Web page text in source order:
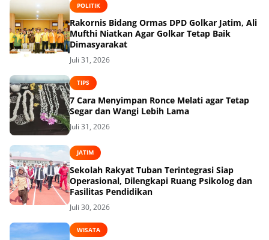
POLITIK
Rakornis Bidang Ormas DPD Golkar Jatim, Ali
Mufthi Niatkan Agar Golkar Tetap Baik
Dimasyarakat
Juli 31, 2026
TIPS
7 Cara Menyimpan Ronce Melati agar Tetap
Segar dan Wangi Lebih Lama
Juli 31, 2026
JATIM
Sekolah Rakyat Tuban Terintegrasi Siap
Operasional, Dilengkapi Ruang Psikolog dan
Fasilitas Pendidikan
Juli 30, 2026
WISATA